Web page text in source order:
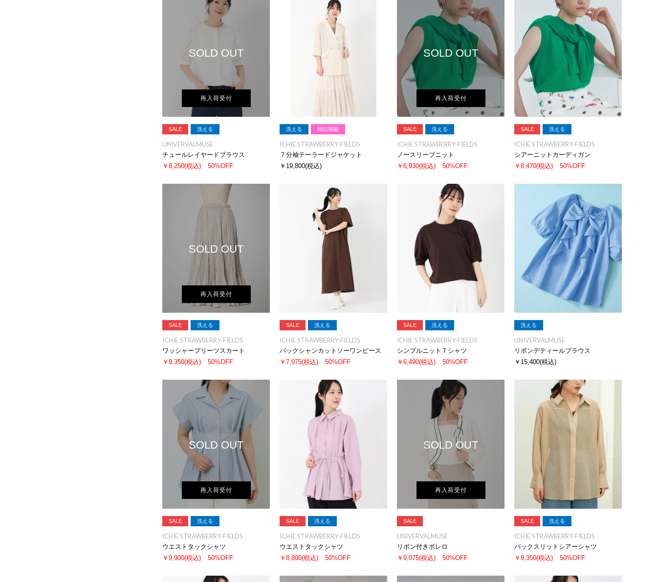
SOLD OUT
再入荷受付
SALE 洗える
UNIVERVALMUSE
チュールレイヤードブラウス
￥8,250(税込) 50%OFF
洗える 雑誌掲載
ICHIE STRAWBERRY-FIELDS
７分袖テーラードジャケット
￥19,800(税込)
SOLD OUT
再入荷受付
SALE 洗える
ICHIE STRAWBERRY-FIELDS
ノースリーブニット
￥6,930(税込) 50%OFF
SALE 洗える
ICHIE STRAWBERRY-FIELDS
シアーニットカーディガン
￥8,470(税込) 50%OFF
SOLD OUT
再入荷受付
SALE 洗える
ICHIE STRAWBERRY-FIELDS
ワッシャープリーツスカート
￥9,350(税込) 50%OFF
SALE 洗える
ICHIE STRAWBERRY-FIELDS
バックシャンカットソーワンピース
￥7,975(税込) 50%OFF
SALE 洗える
ICHIE STRAWBERRY-FIELDS
シンプルニットＴシャツ
￥6,490(税込) 50%OFF
洗える
UNIVERVALMUSE
リボンデティールブラウス
￥15,400(税込)
SOLD OUT
再入荷受付
SALE 洗える
ICHIE STRAWBERRY-FIELDS
ウエストタックシャツ
￥9,900(税込) 50%OFF
SALE 洗える
ICHIE STRAWBERRY-FIELDS
ウエストタックシャツ
￥8,800(税込) 50%OFF
SOLD OUT
再入荷受付
SALE
UNIVERVALMUSE
リボン付きボレロ
￥9,075(税込) 50%OFF
SALE 洗える
ICHIE STRAWBERRY-FIELDS
バックスリットシアーシャツ
￥9,350(税込) 50%OFF